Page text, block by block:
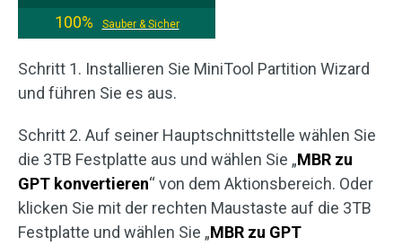
100%
Sauber & Sicher
Schritt 1. Installieren Sie MiniTool Partition Wizard
und führen Sie es aus.
Schritt 2. Auf seiner Hauptschnittstelle wählen Sie
die 3TB Festplatte aus und wählen Sie „MBR zu
GPT konvertieren“ von dem Aktionsbereich. Oder
klicken Sie mit der rechten Maustaste auf die 3TB
Festplatte und wählen Sie „MBR zu GPT